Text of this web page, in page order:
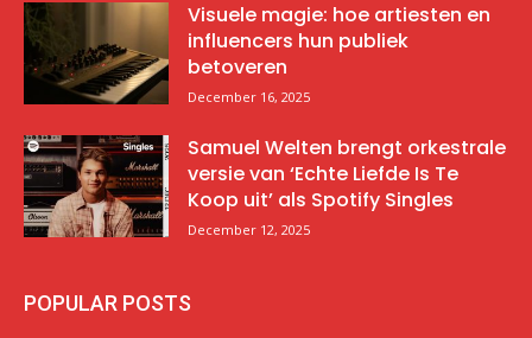
Visuele magie: hoe artiesten en
influencers hun publiek
betoveren
December 16, 2025
Samuel Welten brengt orkestrale
versie van ‘Echte Liefde Is Te
Koop uit’ als Spotify Singles
December 12, 2025
POPULAR POSTS